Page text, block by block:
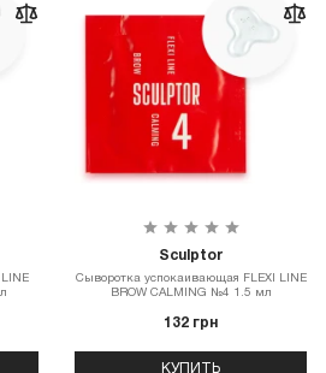
LINE
Sculptor
Сыворотка успокаивающая FLEXI LINE
BROW CALMING №4 1.5 мл
132 грн
КУПИТЬ